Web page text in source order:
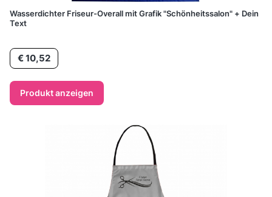
Wasserdichter Friseur-Overall mit Grafik "Schönheitssalon" + Dein
Text
Preis
€ 10,52
Produkt anzeigen